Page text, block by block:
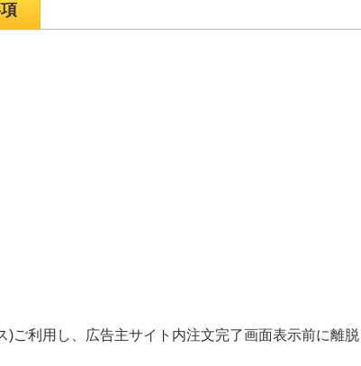
ご利用し、広告主サイト内注文完了画面表示前に離